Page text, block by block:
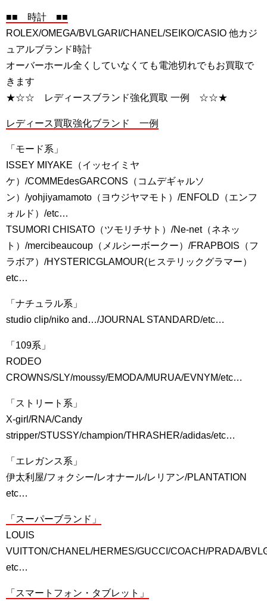
■■ 時計 ■■
ROLEX/OMEGA/BVLGARI/CHANEL/SEIKO/CASIO 他カジ
ュアルブランド時計
オーバーホール全くしていなくても電池切れでもお買取で
きます
★☆☆ レディースブランド強化買取 一例 ☆☆★
レディース買取強化ブランド 一例
「モード系」
ISSEY MIYAKE（イッセイミヤ
ケ）/COMMEdesGARCONS（コムデギャルソ
ン）/yohjiyamamoto（ヨウジヤマモト）/ENFOLD（エンフ
ォルド）/etc…
TSUMORI CHISATO（ツモリチサト）/Ne-net（ネネッ
ト）/mercibeaucoup（メルシーボークー）/FRAPBOIS（フ
ラボア）/HYSTERICGLAMOUR(ヒステリックグラマー）
etc…
「ナチュラル系」
studio clip/niko and…/JOURNAL STANDARD/etc…
「109系」
RODEO
CROWNS/SLY/moussy/EMODA/MURUA/EVNYM/etc…
「ストリート系」
X-girl/RNA/Candy
stripper/STUSSY/champion/THRASHER/adidas/etc…
「エレガンス系」
伊太利屋/フォクシー/レオナール/レリアン/PLANTATION
etc…
「スーパーブランド」
LOUIS
VUITTON/CHANEL/HERMES/GUCCI/COACH/PRADA/
etc…
「スマートフォン・タブレット」